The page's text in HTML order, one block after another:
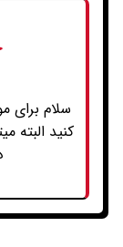
سلام برای
کنید البته